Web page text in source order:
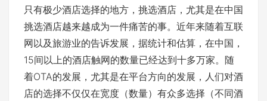
只有极少酒店选择的地方，挑选酒店，尤其是在中国
挑选酒店越来越成为一件痛苦的事。近年来随着互联
网以及旅游业的告诉发展，据统计和估算，在中国，
15间以上的酒店触网的数量已经达到十多万家。随
着OTA的发展，尤其是在平台方向的发展，人们对酒
店的选择不仅仅在宽度（数量）有众多选择（不同酒